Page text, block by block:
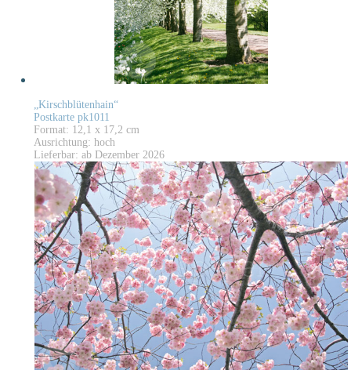
„Kirschblütenhain“
Postkarte pk1011
Format: 12,1 x 17,2 cm
Ausrichtung: hoch
Lieferbar: ab Dezember 2026